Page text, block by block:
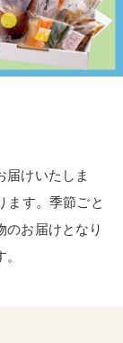
届けいたしま
ます。季節ごと
のお届けとなり